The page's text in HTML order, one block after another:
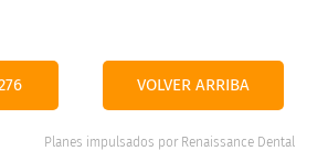
VOLVER ARRIBA
Planes impulsados por Renaissance Dental